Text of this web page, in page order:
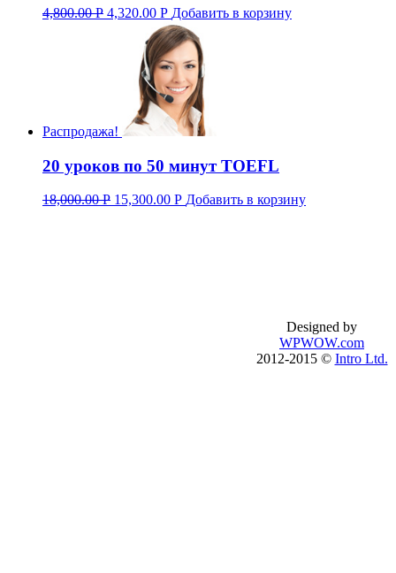
4,800.00Р 4,320.00 Р Добавить в корзину
Распродажа!
20 уроков по 50 минут TOEFL
18,000.00Р 15,300.00 Р Добавить в корзину
Designed by
WPWOW.com
2012-2015 © Intro Ltd.